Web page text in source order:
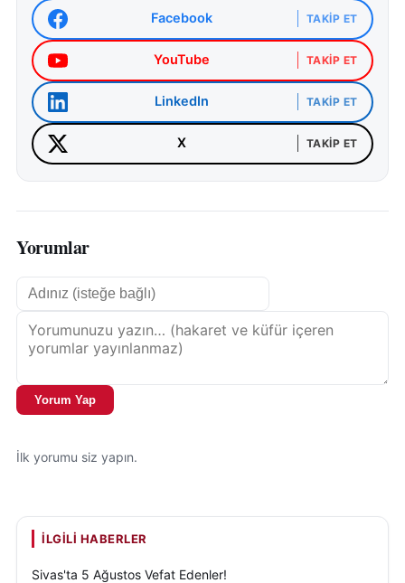
Facebook TAKIP ET
YouTube TAKIP ET
LinkedIn TAKIP ET
X TAKIP ET
Yorumlar
Yorum Yap
İlk yorumu siz yapın.
İLGILI HABERLER
Sivas'ta 5 Ağustos Vefat Edenler!